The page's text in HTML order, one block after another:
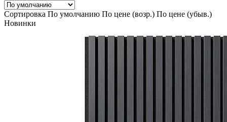
Сортировка По умолчанию По цене (возр.) По цене (убыв.)
Новинки